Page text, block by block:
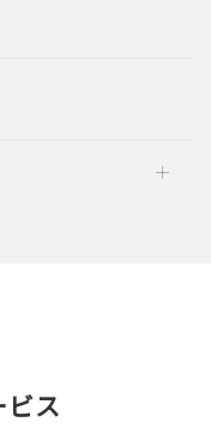
ス